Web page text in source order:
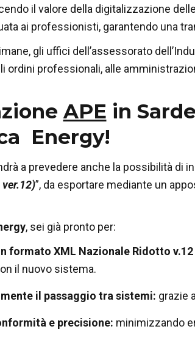
il valore della digitalizzazione
ai professionisti, garantendo una
gli uffici dell’assessorato
ordini professionali, alle
APE in
Energy!
a prevedere anche la possibilità di
”, da esportare mediante un
, sei già pronto per:
formato XML Nazionale Ridotto
il nuovo sistema.
il passaggio tra sistemi: grazie
e precisione: minimizzando